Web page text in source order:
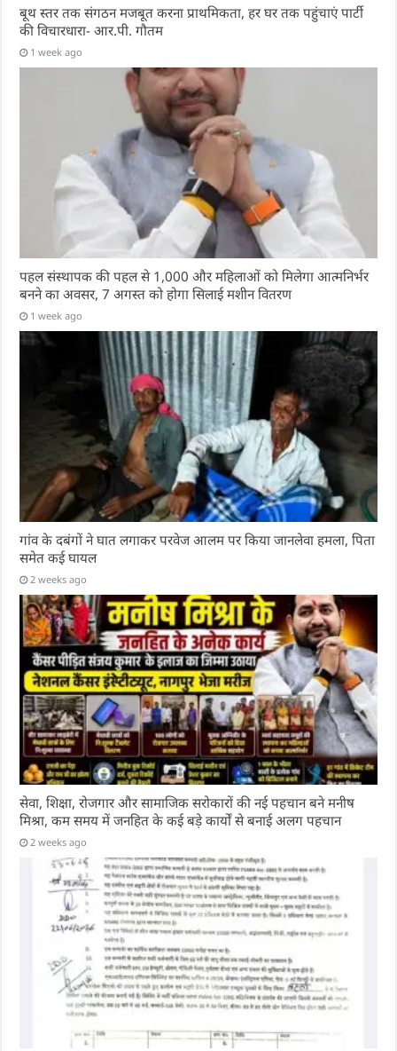
बूथ स्तर तक संगठन मजबूत करना प्राथमिकता, हर घर तक पहुंचाएं पार्टी
की विचारधारा- आर.पी. गौतम
1 week ago
पहल संस्थापक की पहल से 1,000 और महिलाओं को मिलेगा आत्मनिर्भर
बनने का अवसर, 7 अगस्त को होगा सिलाई मशीन वितरण
1 week ago
गांव के दबंगों ने घात लगाकर परवेज आलम पर किया जानलेवा हमला, पिता
समेत कई घायल
2 weeks ago
सेवा, शिक्षा, रोजगार और सामाजिक सरोकारों की नई पहचान बने मनीष
मिश्रा, कम समय में जनहित के कई बड़े कार्यों से बनाई अलग पहचान
2 weeks ago